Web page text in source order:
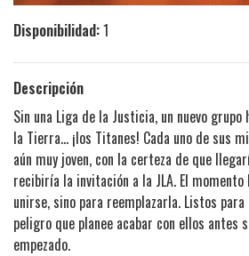
Disponibilidad:1
Descripción
Sin una Liga de la Justicia, un nuevo
la Tierra... ¡los Titanes! Cada uno de sus
aún muy joven, con la certeza de que
recibiría la invitación a la JLA. El momento
unirse, sino para reemplazarla. Listos
peligro que planee acabar con ellos antes
empezado.